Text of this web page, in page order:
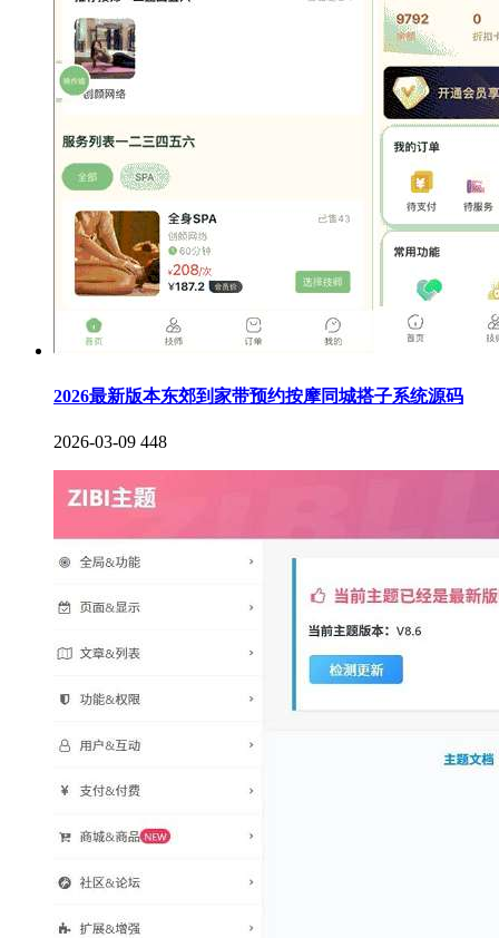
2026最新版本东郊到家带预约按摩同城搭子系统源码
2026-03-09 448